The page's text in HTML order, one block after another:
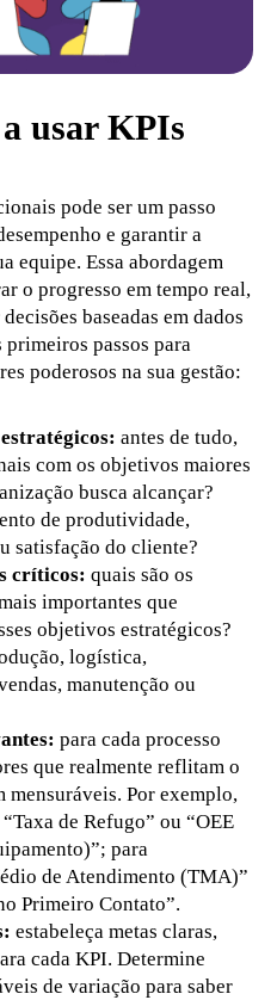
usar KPIs
pode ser um passo
e garantir a
equipe. Essa abordagem
o progresso em tempo real,
baseadas em dados
passos para
poderosos na sua gestão:
antes de tudo,
com os objetivos maiores
busca alcançar?
de produtividade,
satisfação do cliente?
críticos: quais são os
importantes que
objetivos estratégicos?
logística,
manutenção ou
para cada processo
que realmente reflitam o
mensuráveis. Por exemplo,
de Refugo” ou “OEE
para
de Atendimento (TMA)”
Primeiro Contato”.
estabeleça metas claras,
cada KPI. Determine
de variação para saber